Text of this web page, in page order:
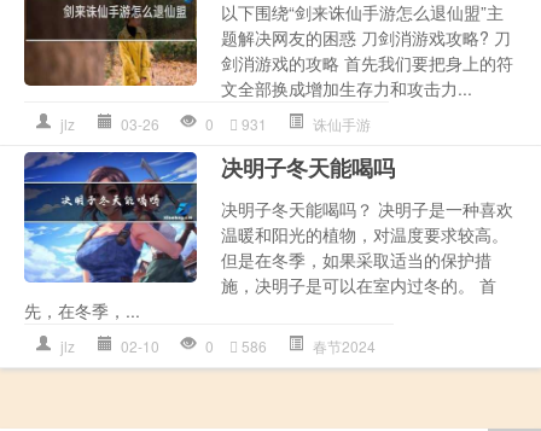
以下围绕“剑来诛仙手游怎么退仙盟”主
题解决网友的困惑 刀剑消游戏攻略? 刀
剑消游戏的攻略 首先我们要把身上的符
文全部换成增加生存力和攻击力...
jlz 03-26 0 931 诛仙手游
决明子冬天能喝吗
决明子冬天能喝吗？ 决明子是一种喜欢
温暖和阳光的植物，对温度要求较高。
但是在冬季，如果采取适当的保护措
施，决明子是可以在室内过冬的。 首
先，在冬季，...
jlz 02-10 0 586 春节2024